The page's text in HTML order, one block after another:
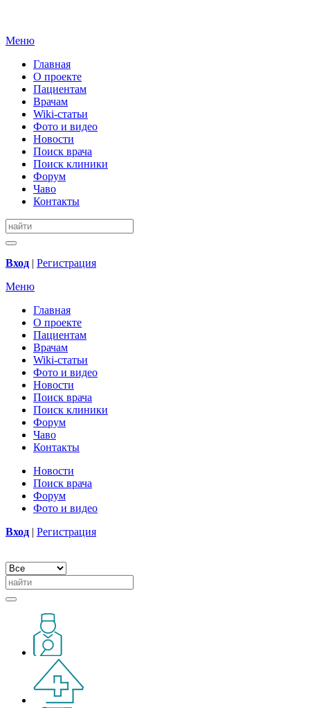
Меню
Главная
О проекте
Пациентам
Врачам
Wiki-статьи
Фото и видео
Новости
Поиск врача
Поиск клиники
Форум
Чаво
Контакты
Вход | Регистрация
Меню
Главная
О проекте
Пациентам
Врачам
Wiki-статьи
Фото и видео
Новости
Поиск врача
Поиск клиники
Форум
Чаво
Контакты
Новости
Поиск врача
Форум
Фото и видео
Вход | Регистрация